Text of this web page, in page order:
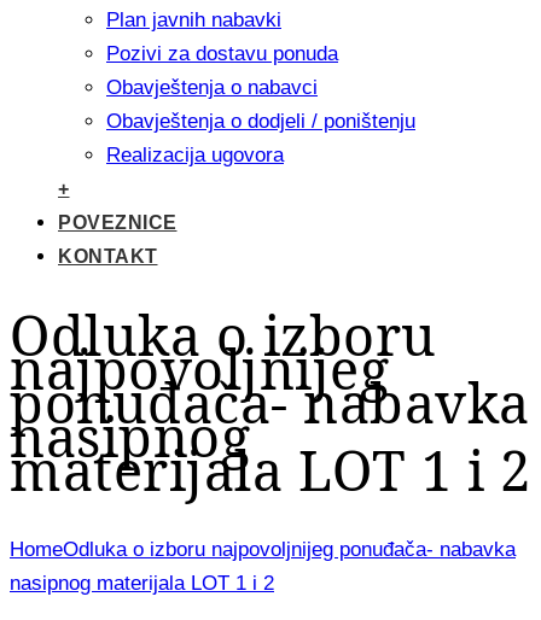
Plan javnih nabavki
Pozivi za dostavu ponuda
Obavještenja o nabavci
Obavještenja o dodjeli / poništenju
Realizacija ugovora
+
POVEZNICE
KONTAKT
Odluka o izboru
najpovoljnijeg
ponuđača- nabavka
nasipnog
materijala LOT 1 i 2
HomeOdluka o izboru najpovoljnijeg ponuđača- nabavka
nasipnog materijala LOT 1 i 2